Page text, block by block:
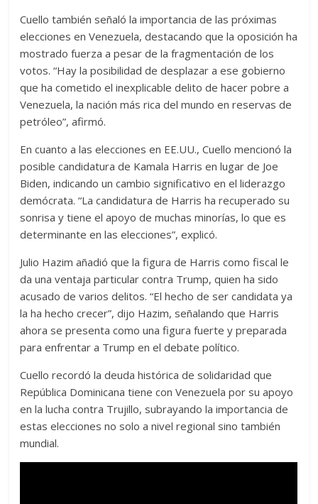
Cuello también señaló la importancia de las próximas
elecciones en Venezuela, destacando que la oposición ha
mostrado fuerza a pesar de la fragmentación de los
votos. “Hay la posibilidad de desplazar a ese gobierno
que ha cometido el inexplicable delito de hacer pobre a
Venezuela, la nación más rica del mundo en reservas de
petróleo”, afirmó.
En cuanto a las elecciones en EE.UU., Cuello mencionó la
posible candidatura de Kamala Harris en lugar de Joe
Biden, indicando un cambio significativo en el liderazgo
demócrata. “La candidatura de Harris ha recuperado su
sonrisa y tiene el apoyo de muchas minorías, lo que es
determinante en las elecciones”, explicó.
Julio Hazim añadió que la figura de Harris como fiscal le
da una ventaja particular contra Trump, quien ha sido
acusado de varios delitos. “El hecho de ser candidata ya
la ha hecho crecer”, dijo Hazim, señalando que Harris
ahora se presenta como una figura fuerte y preparada
para enfrentar a Trump en el debate político.
Cuello recordó la deuda histórica de solidaridad que
República Dominicana tiene con Venezuela por su apoyo
en la lucha contra Trujillo, subrayando la importancia de
estas elecciones no solo a nivel regional sino también
mundial.